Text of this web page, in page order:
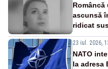
ascunsă
ridicat
23 iul. 2026,
NATO
la adresa